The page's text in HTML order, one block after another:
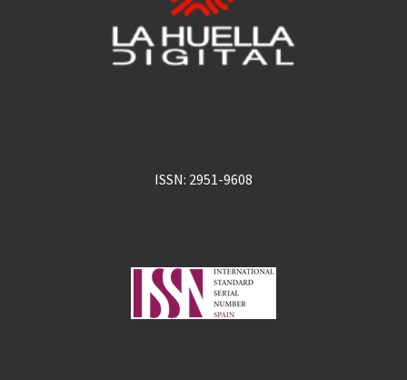
ISSN: 2951-9608